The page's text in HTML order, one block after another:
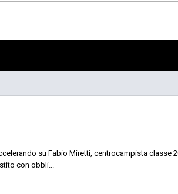
su Fabio Miretti, centrocampista
con obbli...